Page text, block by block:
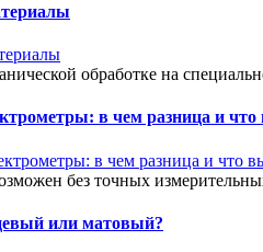
обработке на
в чем разница и
без точных
или матовый?